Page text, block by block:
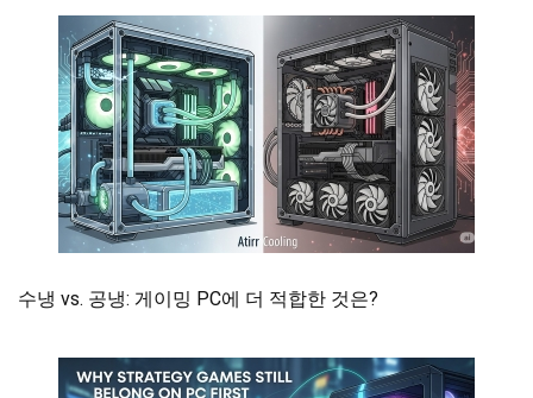
수냉 vs. 공냉: 게이밍 PC에 더 적합한 것은?